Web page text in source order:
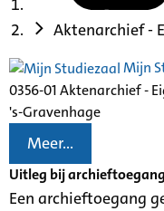
Aktenarchief -
Mijn
0356-01 Aktenarchief -
's-Gravenhage
Meer...
Uitleg bij archieftoegang
Een archieftoegang